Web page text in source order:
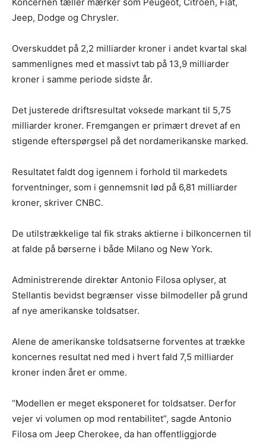
Jeep, Dodge og Chrysler.
Overskuddet på 2,2 milliarder kroner i andet kvartal skal
sammenlignes med et massivt tab på 13,9 milliarder
kroner i samme periode sidste år.
Det justerede driftsresultat voksede markant til 5,75
milliarder kroner. Fremgangen er primært drevet af en
stigende efterspørgsel på det nordamerikanske marked.
Resultatet faldt dog igennem i forhold til markedets
forventninger, som i gennemsnit lød på 6,81 milliarder
kroner, skriver CNBC.
De utilstrækkelige tal fik straks aktierne i bilkoncernen til
at falde på børserne i både Milano og New York.
Administrerende direktør Antonio Filosa oplyser, at
Stellantis bevidst begrænser visse bilmodeller på grund
af nye amerikanske toldsatser.
Alene de amerikanske toldsatserne forventes at trække
koncernes resultat ned med i hvert fald 7,5 milliarder
kroner inden året er omme.
“Modellen er meget eksponeret for toldsatser. Derfor
vejer vi volumen op mod rentabilitet”, sagde Antonio
Filosa om Jeep Cherokee, da han offentliggjorde